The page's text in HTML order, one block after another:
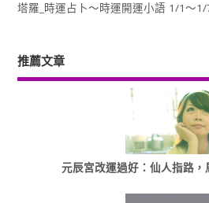
塔羅_時運占卜～時運開運小語 1/1～1/
推薦文章
元辰宮改運過好：仙人指路，